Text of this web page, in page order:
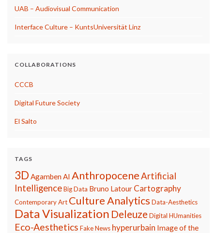
UAB – Audiovisual Communication
Interface Culture – KuntsUniversität Linz
COLLABORATIONS
CCCB
Digital Future Society
El Salto
TAGS
3D AgambenAI AnthropoceneArtificial
IntelligenceBig Data Bruno Latour Cartography
Contemporary Art Culture Analytics Data-Aesthetics
Data Visualization Deleuze Digital HUmanities
Eco-Aesthetics Fake News hyperurbain Image of the